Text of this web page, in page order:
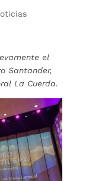
el
Santander,
La Cuerda.